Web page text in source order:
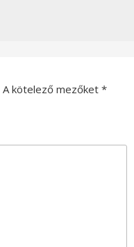
A kötelező mezőket *